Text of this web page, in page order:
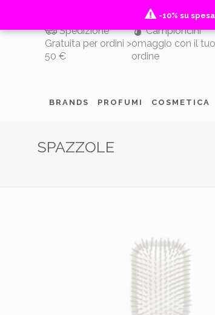
Spedizione
Gratuita per ordini >
50 €
Campioncini
omaggio con il tuo
ordine
BRANDS PROFUMI COSMETICA
SPAZZOLE
-10% su
-10% su